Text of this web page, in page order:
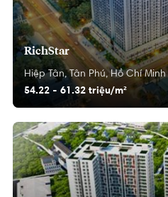
RichStar
Hiệp Tân, Tân Phú, Hồ Chí Minh
54.22 - 61.32 triệu/m²